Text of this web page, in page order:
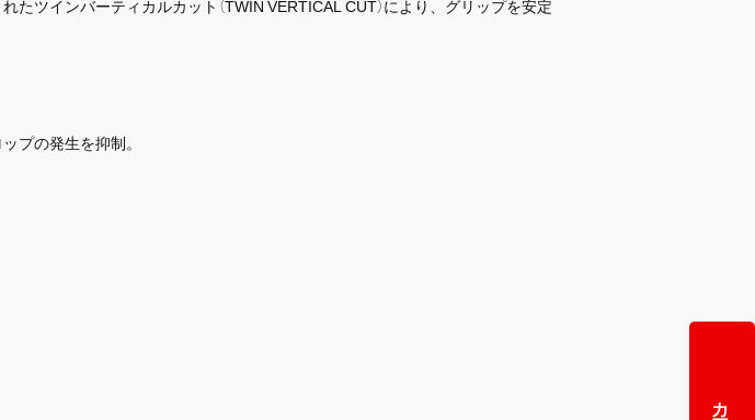
ツインバーティカルカット（TWIN VERTICAL CUT）により、グリップを安定
プの発生を抑制。